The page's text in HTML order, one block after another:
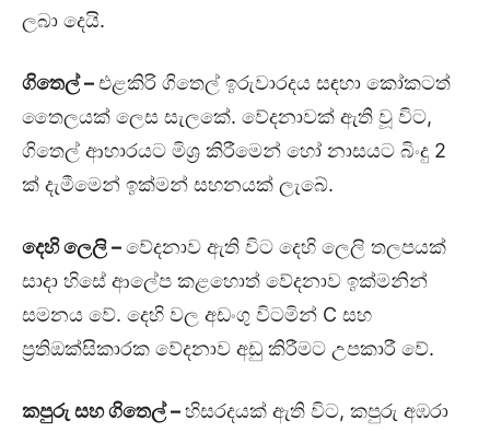
ලබා දෙයි.
ගිතෙල්–එළකිරි ගිතෙල් ඉරුවාරදය සඳහා කෝකටත්
තෛලයක් ලෙස සැලකේ. වේදනාවක් ඇති වූ විට,
ගිතෙල් ආහාරයට මිශ්‍ර කිරීමෙන් හෝ නාසයට බිංදු 2
ක් දැමීමෙන් ඉක්මන් සහනයක් ලැබේ.
දෙහි ලෙලි –වේදනාව ඇති විට දෙහි ලෙලි තලපයක්
සාදා හිසේ ආලේප කළහොත් වේදනාව ඉක්මනින්
සමනය වේ. දෙහි වල අඩංගු විටමින් C සහ
ප්‍රතිඔක්සිකාරක වේදනාව අඩු කිරීමට උපකාරී වේ.
කපුරු සහ ගිතෙල්–හිසරදයක් ඇති විට, කපුරු අඹරා